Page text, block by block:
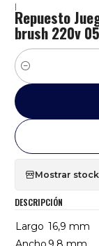
|
Repuesto
brush 220v
Cantidad
Mostrar
DESCRIPCIÓN
Largo 16,9 mm